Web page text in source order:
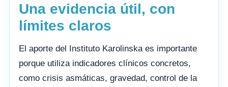
Una evidencia útil, con
límites claros
El aporte del Instituto Karolinska es importante
porque utiliza indicadores clínicos concretos,
como crisis asmáticas, gravedad, control de la